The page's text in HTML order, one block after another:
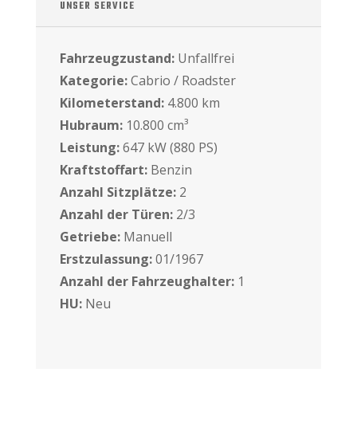
UNSER SERVICE
Fahrzeugzustand: Unfallfrei
Kategorie:Cabrio / Roadster
Kilometerstand: 4.800 km
Hubraum: 10.800 cm³
Leistung:647 kW (880 PS)
Kraftstoffart: Benzin
Anzahl Sitzplätze: 2
Anzahl der Türen: 2/3
Getriebe: Manuell
Erstzulassung:01/1967
Anzahl der Fahrzeughalter: 1
HU: Neu